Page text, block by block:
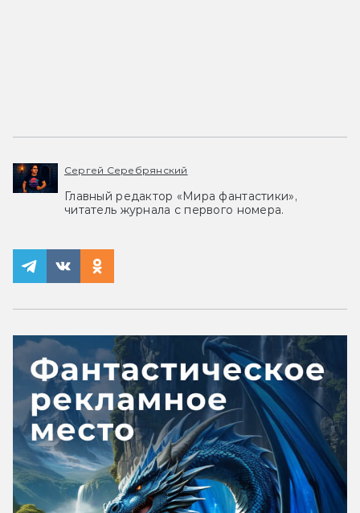
Сергей Серебрянский
Главный редактор «Мира фантастики»,
читатель журнала с первого номера.